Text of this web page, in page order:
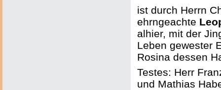
ist durch Herrn
ehrngeachte
alhier, mit der
Leben gewester
Rosina dessen
Testes: Herr
und Mathias